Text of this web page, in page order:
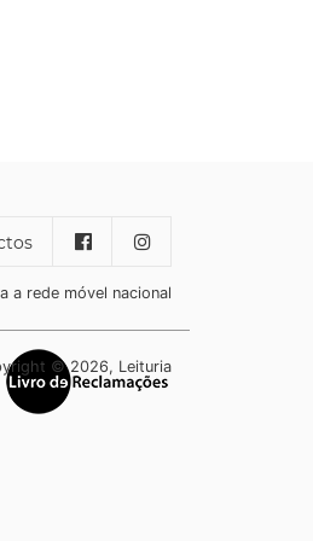
a rede móvel nacional
© 2026, Leituria